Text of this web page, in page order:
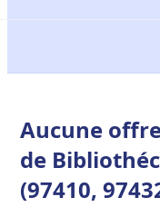
Aucune
de
(97410,